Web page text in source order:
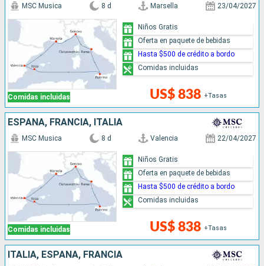
Comidas incluidas
MSC Musica 8 d Marsella 23/04/2027
US$ 838 +Tasas
Niños Gratis
Oferta en paquete de bebidas
Hasta $500 de crédito a bordo
Comidas incluidas
ESPAÑA, FRANCIA, ITALIA
Comidas incluidas
MSC Musica 8 d Valencia 22/04/2027
US$ 838 +Tasas
Niños Gratis
Oferta en paquete de bebidas
Hasta $500 de crédito a bordo
Comidas incluidas
ITALIA, ESPAÑA, FRANCIA